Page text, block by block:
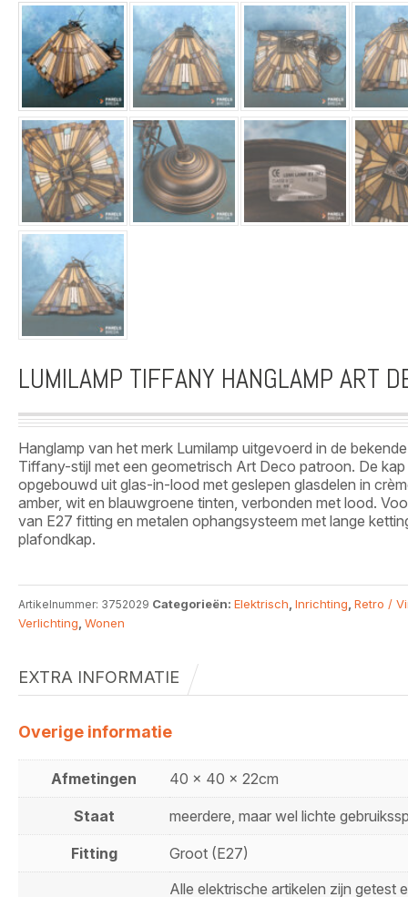
LUMILAMP TIFFANY HANGLAMP ART
Hanglamp van het merk Lumilamp uitgevoerd in de bekende
Tiffany-stijl met een geometrisch Art Deco patroon. De kap
opgebouwd uit glas-in-lood met geslepen glasdelen in
amber, wit en blauwgroene tinten, verbonden met lood.
van E27 fitting en metalen ophangsysteem met lange
plafondkap.
Artikelnummer: 3752029 Categorieën: Elektrisch Inrichting Retro /
Verlichting Wonen
EXTRA INFORMATIE
Overige informatie
Afmetingen 40 x 40 x 22cm
Staat meerdere, maar wel lichte
Fitting
Groot (E27)
Alle elektrische artikelen zijn getest